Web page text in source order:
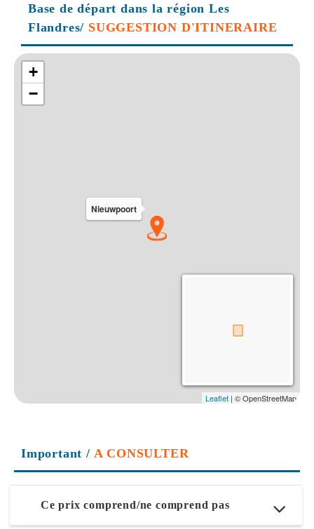
Base de départ dans la région Les
Flandres/ SUGGESTION D'ITINERAIRE
Important / A CONSULTER
Ce prix comprend/ne comprend pas